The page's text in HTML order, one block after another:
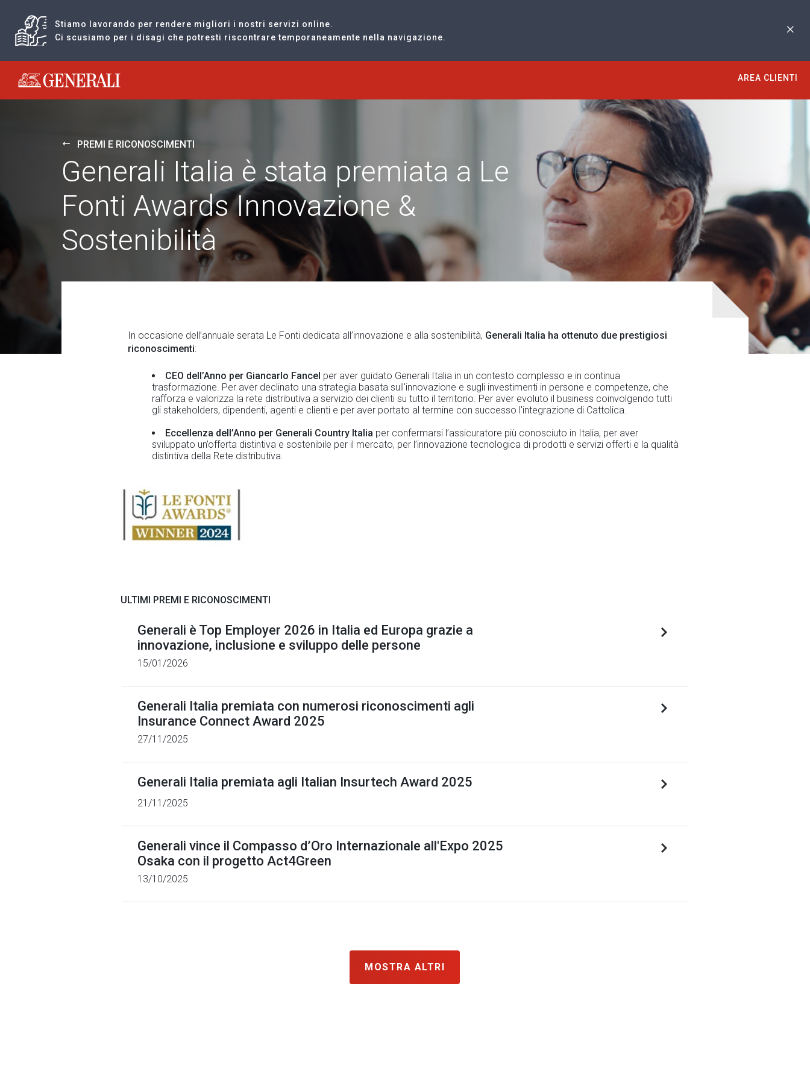
Stiamo lavorando per rendere migliori i nostri servizi online.
Ci scusiamo per i disagi che potresti riscontrare temporaneamente nella navigazione.
Generali logo
AREA CLIENTI
PREMI E RICONOSCIMENTI
Generali Italia è stata premiata a Le
Fonti Awards Innovazione &
Sostenibilità
In occasione dell’annuale serata Le Fonti dedicata all’innovazione e alla sostenibilità, Generali Italia ha ottenuto due prestigiosi
riconoscimenti:
CEO dell’Anno per Giancarlo Fancel per aver guidato Generali Italia in un contesto complesso e in continua
trasformazione. Per aver declinato una strategia basata sull'innovazione e sugli investimenti in persone e competenze, che
rafforza e valorizza la rete distributiva a servizio dei clienti su tutto il territorio. Per aver evoluto il business coinvolgendo tutti
gli stakeholders, dipendenti, agenti e clienti e per aver portato al termine con successo l'integrazione di Cattolica.
Eccellenza dell’Anno per Generali Country Italia per confermarsi l’assicuratore più conosciuto in Italia, per aver
sviluppato un’offerta distintiva e sostenibile per il mercato, per l’innovazione tecnologica di prodotti e servizi offerti e la qualità
distintiva della Rete distributiva.
ULTIMI PREMI E RICONOSCIMENTI
Generali è Top Employer 2026 in Italia ed Europa grazie a
innovazione, inclusione e sviluppo delle persone
15/01/2026
Generali Italia premiata con numerosi riconoscimenti agli
Insurance Connect Award 2025
27/11/2025
Generali Italia premiata agli Italian Insurtech Award 2025
21/11/2025
Generali vince il Compasso d’Oro Internazionale all'Expo 2025
Osaka con il progetto Act4Green
13/10/2025
MOSTRA ALTRI